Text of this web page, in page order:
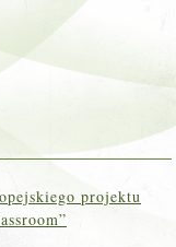
projektu